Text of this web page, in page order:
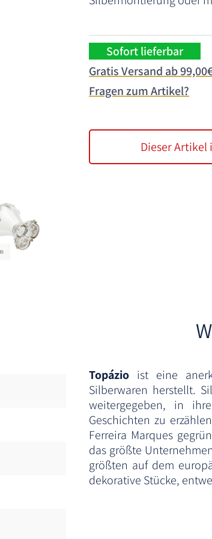
Sofort lieferbar
Gratis Versand ab
Fragen zum Artikel?
Dieser
Topázio ist eine
Silberwaren herstellt.
weitergegeben, in
Geschichten zu
Ferreira Marques
das größte
größten auf dem
dekorative Stücke,